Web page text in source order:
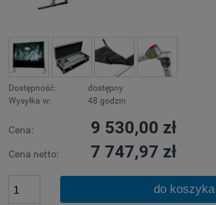
Dostępność:
dostępny
Wysyłka w:
48 godzin
Cena: 9 530,00 zł
Cena netto: 7 747,97 zł
do koszyka